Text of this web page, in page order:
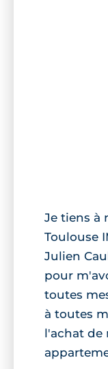
Je tiens à
Toulouse
Julien
pour
toutes
à toutes
l'achat de